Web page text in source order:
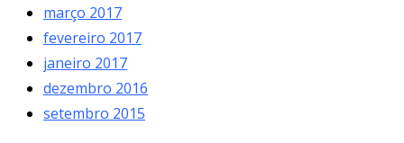
março 2017
fevereiro 2017
janeiro 2017
dezembro 2016
setembro 2015